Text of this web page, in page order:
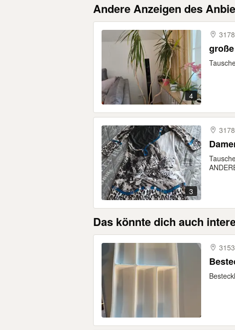
Andere Anzeigen des
4
3
Das könnte dich auch